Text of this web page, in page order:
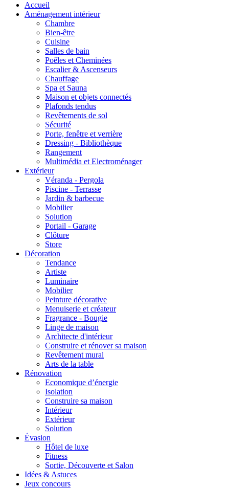
Accueil
Aménagement intérieur
Chambre
Bien-être
Cuisine
Salles de bain
Poêles et Cheminées
Escalier & Ascenseurs
Chauffage
Spa et Sauna
Maison et objets connectés
Plafonds tendus
Revêtements de sol
Sécurité
Porte, fenêtre et verrière
Dressing - Bibliothèque
Rangement
Multimédia et Electroménager
Extérieur
Véranda - Pergola
Piscine - Terrasse
Jardin & barbecue
Mobilier
Solution
Portail - Garage
Clôture
Store
Décoration
Tendance
Artiste
Luminaire
Mobilier
Peinture décorative
Menuiserie et créateur
Fragrance - Bougie
Linge de maison
Architecte d'intérieur
Construire et rénover sa maison
Revêtement mural
Arts de la table
Rénovation
Economique d’énergie
Isolation
Construire sa maison
Intérieur
Extérieur
Solution
Évasion
Hôtel de luxe
Fitness
Sortie, Découverte et Salon
Idées & Astuces
Jeux concours